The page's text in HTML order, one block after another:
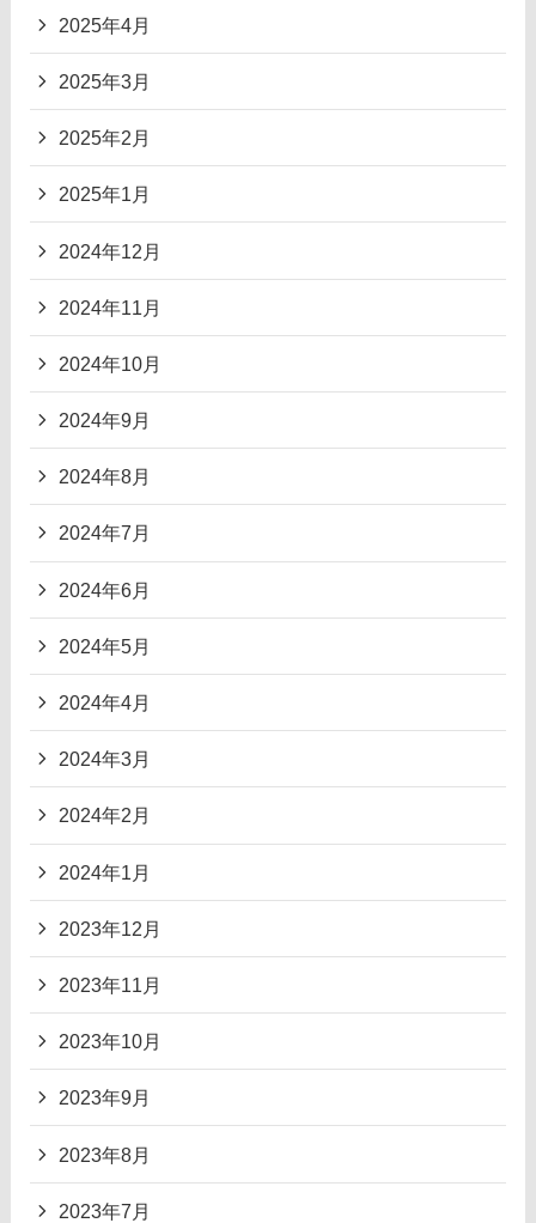
2025年4月
2025年3月
2025年2月
2025年1月
2024年12月
2024年11月
2024年10月
2024年9月
2024年8月
2024年7月
2024年6月
2024年5月
2024年4月
2024年3月
2024年2月
2024年1月
2023年12月
2023年11月
2023年10月
2023年9月
2023年8月
2023年7月